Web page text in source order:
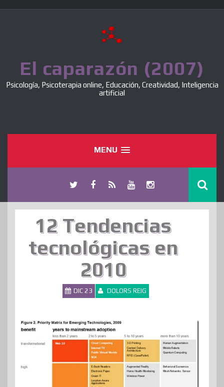
El caparazón (2007)
Psicología, Psicoterapia online, Educación, Creatividad, Inteligencia
artificial
MENU
12 Tendencias
tecnológicas en
2010
DIC 23 DOLORS REIG